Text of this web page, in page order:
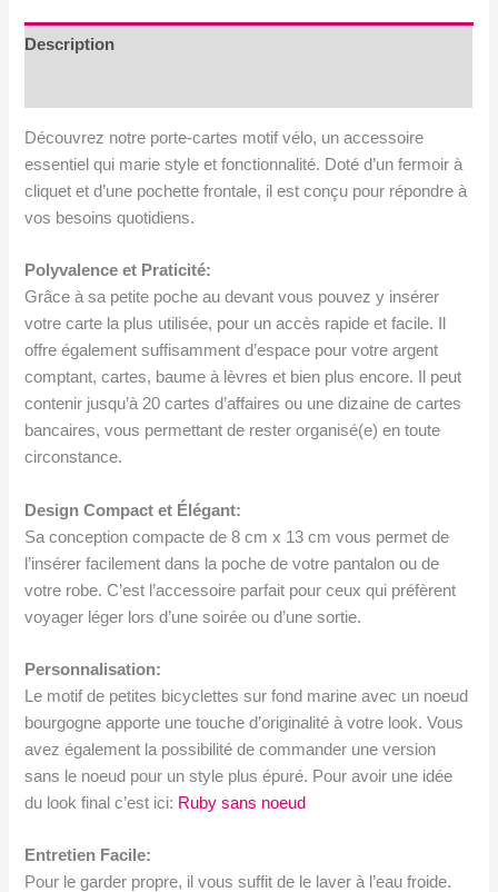
bourgogne
cliquet
Description
Découvrez notre porte-cartes motif vélo, un accessoire
essentiel qui marie style et fonctionnalité. Doté d’un fermoir à
cliquet et d’une pochette frontale, il est conçu pour répondre à
vos besoins quotidiens.
Polyvalence et Praticité:
Grâce à sa petite poche au devant vous pouvez y insérer
votre carte la plus utilisée, pour un accès rapide et facile. Il
offre également suffisamment d’espace pour votre argent
comptant, cartes, baume à lèvres et bien plus encore. Il peut
contenir jusqu’à 20 cartes d’affaires ou une dizaine de cartes
bancaires, vous permettant de rester organisé(e) en toute
circonstance.
Design Compact et Élégant:
Sa conception compacte de 8 cm x 13 cm vous permet de
l’insérer facilement dans la poche de votre pantalon ou de
votre robe. C’est l’accessoire parfait pour ceux qui préfèrent
voyager léger lors d’une soirée ou d’une sortie.
Personnalisation:
Le motif de petites bicyclettes sur fond marine avec un noeud
bourgogne apporte une touche d’originalité à votre look. Vous
avez également la possibilité de commander une version
sans le noeud pour un style plus épuré. Pour avoir une idée
du look final c’est ici: Ruby sans noeud
Entretien Facile:
Pour le garder propre, il vous suffit de le laver à l’eau froide.